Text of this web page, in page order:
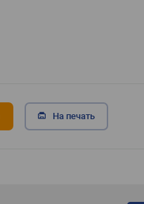
На печать